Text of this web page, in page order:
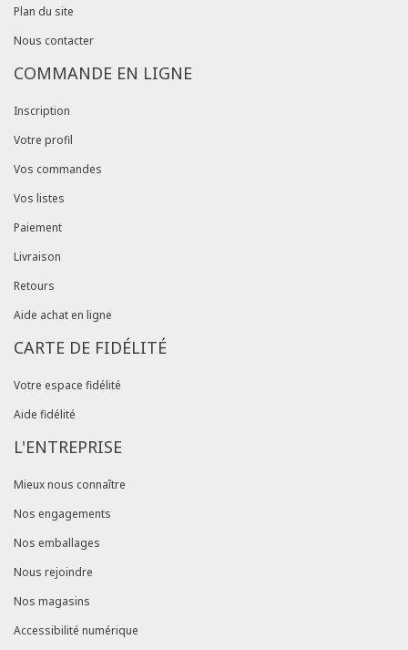
Plan du site
Nous contacter
COMMANDE EN LIGNE
Inscription
Votre profil
Vos commandes
Vos listes
Paiement
Livraison
Retours
Aide achat en ligne
CARTE DE FIDÉLITÉ
Votre espace fidélité
Aide fidélité
L'ENTREPRISE
Mieux nous connaître
Nos engagements
Nos emballages
Nous rejoindre
Nos magasins
Accessibilité numérique